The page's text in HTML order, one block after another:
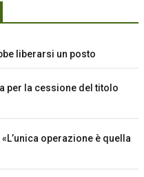
liberarsi un posto
per la cessione del titolo
operazione è quella